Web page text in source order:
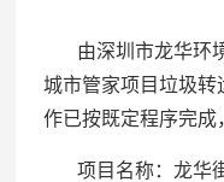
由深圳市龙华环
城市管家项目垃圾转
作已按既定程序完成
项目名称：龙华